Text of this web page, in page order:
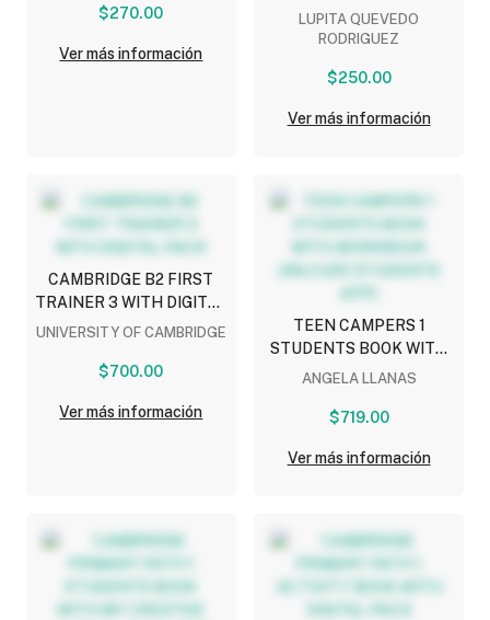
$270.00
Ver más información
LUPITA QUEVEDO
RODRIGUEZ
$250.00
Ver más información
CAMBRIDGE B2 FIRST
TRAINER 3 WITH DIGITAL
PACK
UNIVERSITY OF CAMBRIDGE
$700.00
Ver más información
TEEN CAMPERS 1
STUDENTS BOOK WITH
WORKBOOK (INLCUDE
ANGELA LLANAS
$719.00
Ver más información